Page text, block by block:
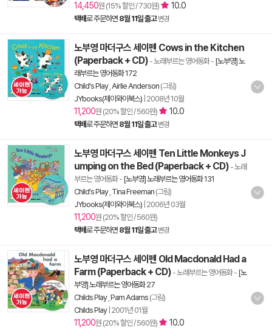
14,450원 (15% 할인 / 730원) 10.0
택배로 주문하면 8월 11일 출고 변경
노부영 마더구스 세이펜 Cows in the Kitchen
(Paperback + CD) - 노래부르는 영어동화- [노부영] 노
래부르는 영어동화 172
Child's Play, Airlie Anderson (그림)
JYbooks(제이와이북스) 2008년 10월
11,200원 (20% 할인 / 560원) 10.0
택배로 주문하면 8월 11일 출고 변경
노부영 마더구스 세이펜 Ten Little Monkeys J
umping on the Bed (Paperback + CD) - 노래
부르는 영어동화- [노부영] 노래부르는 영어동화 131
Child's Play, Tina Freeman (그림)
JYbooks(제이와이북스) 2006년 03월
11,200원 (20% 할인 / 560원)
택배로 주문하면 8월 11일 출고 변경
노부영 마더구스 세이펜 Old Macdonald Had a
Farm (Paperback + CD) - 노래부르는 영어동화- [노
부영] 노래부르는 영어동화 27
Childs Play, Pam Adams (그림)
Childs Play| 2001년 01월
11,200원 (20% 할인 / 560원) 10.0